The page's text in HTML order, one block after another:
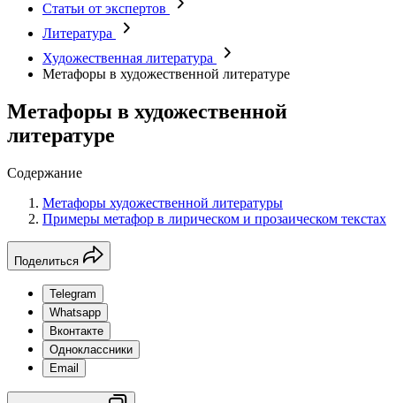
Статьи от экспертов
Литература
Художественная литература
Метафоры в художественной литературе
Метафоры в художественной
литературе
Содержание
Метафоры художественной литературы
Примеры метафор в лирическом и прозаическом текстах
Поделиться
Telegram
Whatsapp
Вконтакте
Одноклассники
Email